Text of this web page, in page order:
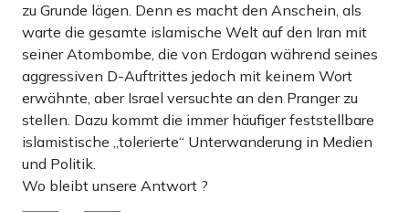
zu Grunde lägen. Denn es macht den Anschein, als
warte die gesamte islamische Welt auf den Iran mit
seiner Atombombe, die von Erdogan während seines
aggressiven D-Auftrittes jedoch mit keinem Wort
erwähnte, aber Israel versuchte an den Pranger zu
stellen. Dazu kommt die immer häufiger feststellbare
islamistische „tolerierte“ Unterwanderung in Medien
und Politik.
Wo bleibt unsere Antwort ?